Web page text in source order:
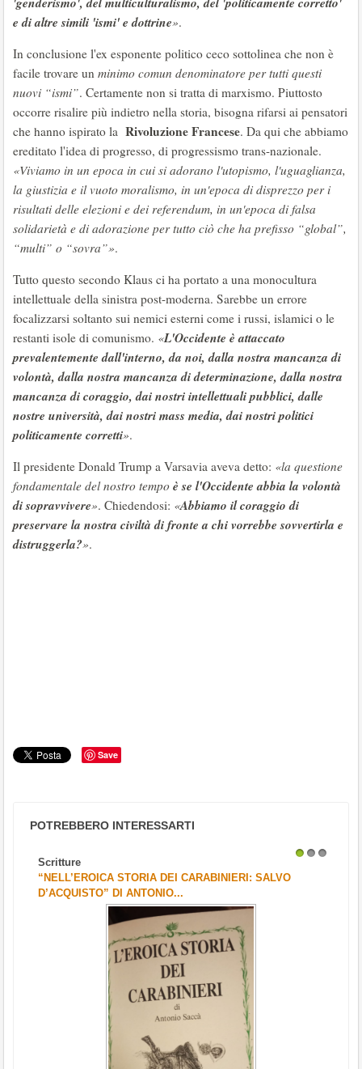
e di altre simili 'ismi' e dottrine».
In conclusione l'ex esponente politico ceco sottolinea che non è
facile trovare un minimo comun denominatore per tutti questi
nuovi “ismi”. Certamente non si tratta di marxismo. Piuttosto
occorre risalire più indietro nella storia, bisogna rifarsi ai pensatori
che hanno ispirato la Rivoluzione Francese. Da qui che abbiamo
ereditato l'idea di progresso, di progressismo trans-nazionale.
«Viviamo in un epoca in cui si adorano l'utopismo, l'uguaglianza,
la giustizia e il vuoto moralismo, in un'epoca di disprezzo per i
risultati delle elezioni e dei referendum, in un'epoca di falsa
solidarietà e di adorazione per tutto ciò che ha prefisso “global”,
“multi” o “sovra”».
Tutto questo secondo Klaus ci ha portato a una monocultura
intellettuale della sinistra post-moderna. Sarebbe un errore
focalizzarsi soltanto sui nemici esterni come i russi, islamici o le
restanti isole di comunismo. «L'Occidente è attaccato
prevalentemente dall'interno, da noi, dalla nostra mancanza di
volontà, dalla nostra mancanza di determinazione, dalla nostra
mancanza di coraggio, dai nostri intellettuali pubblici, dalle
nostre università, dai nostri mass media, dai nostri politici
politicamente corretti».
Il presidente Donald Trump a Varsavia aveva detto: «la questione
fondamentale del nostro tempo è se l'Occidente abbia la volontà
di sopravvivere». Chiedendosi: «Abbiamo il coraggio di
preservare la nostra civiltà di fronte a chi vorrebbe sovvertirla e
distruggerla?».
Save
POTREBBERO INTERESSARTI
Scritture
“NELL’EROICA STORIA DEI CARABINIERI: SALVO
D’ACQUISTO” DI ANTONIO...